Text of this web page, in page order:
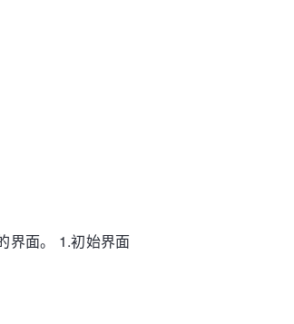
界面。 1.初始界面